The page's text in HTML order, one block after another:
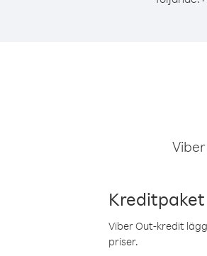
Kreditpaket
Viber Out-kredit
priser.